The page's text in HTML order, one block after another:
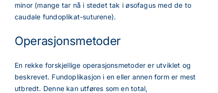
minor (mange tar nå i stedet tak i øsofagus med de to
caudale fundoplikat-suturene).
Operasjonsmetoder
En rekke forskjellige operasjonsmetoder er utviklet og
beskrevet. Fundoplikasjon i en eller annen form er mest
utbredt. Denne kan utføres som en total,